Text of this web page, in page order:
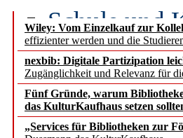
Wiley: Vom Einzelkauf zur
effizienter werden und die
nexbib: Digitale Partizipation
Zugänglichkeit und Relevanz für
Fünf Gründe, warum
das KulturKaufhaus setzen
„Services für Bibliotheken zur
Schule und
Segment